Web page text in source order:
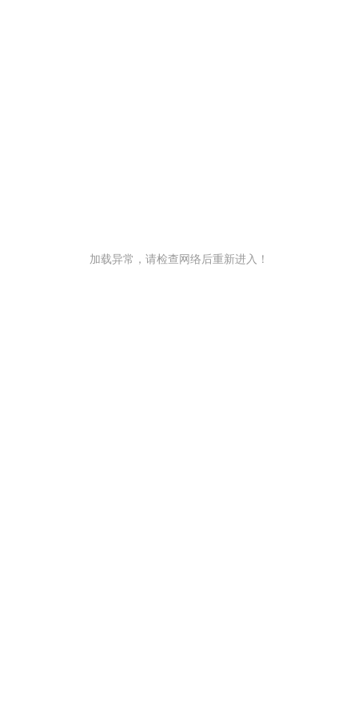
加载异常，请检查网络后重新进入！